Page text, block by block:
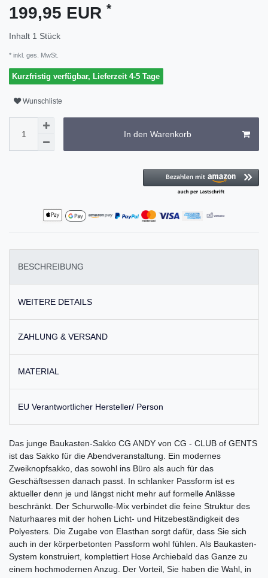
199,95 EUR *
Inhalt 1 Stück
* inkl. ges. MwSt.
Kurzfristig verfügbar, Lieferzeit 4-5 Tage
Wunschliste
In den Warenkorb
BESCHREIBUNG
WEITERE DETAILS
ZAHLUNG & VERSAND
MATERIAL
EU Verantwortlicher Hersteller/ Person
Das junge Baukasten-Sakko CG ANDY von CG - CLUB of GENTS
ist das Sakko für die Abendveranstaltung. Ein modernes
Zweiknopfsakko, das sowohl ins Büro als auch für das
Geschäftsessen danach passt. In schlanker Passform ist es
aktueller denn je und längst nicht mehr auf formelle Anlässe
beschränkt. Der Schurwolle-Mix verbindet die feine Struktur des
Naturhaares mit der hohen Licht- und Hitzebeständigkeit des
Polyesters. Die Zugabe von Elasthan sorgt dafür, dass Sie sich
auch in der körperbetonten Passform wohl fühlen. Als Baukasten-
System konstruiert, komplettiert Hose Archiebald das Ganze zu
einem hochmodernen Anzug. Der Vorteil, Sie haben die Wahl, in